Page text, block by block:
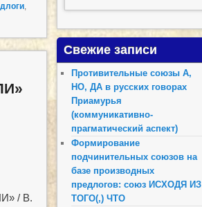
,
/ В.
Свежие записи
Противительные союзы А,
НО, ДА в русских говорах
Приамурья
(коммуникативно-
прагматический аспект)
Формирование
подчинительных союзов на
базе производных
предлогов: союз ИСХОДЯ ИЗ
ТОГО(,) ЧТО